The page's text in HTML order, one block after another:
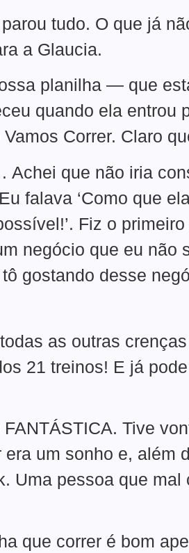
tudo. O que já
a Glaucia.
planilha — que
quando ela
Correr. Claro
que não iria
falava ‘Como que
Fiz o
negócio que eu
gostando desse
as outras
21 treinos! E já
Tive
um sonho e, além
Uma pessoa que
que correr é bom